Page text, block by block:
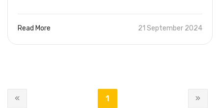
Read More 21 September 2024
1